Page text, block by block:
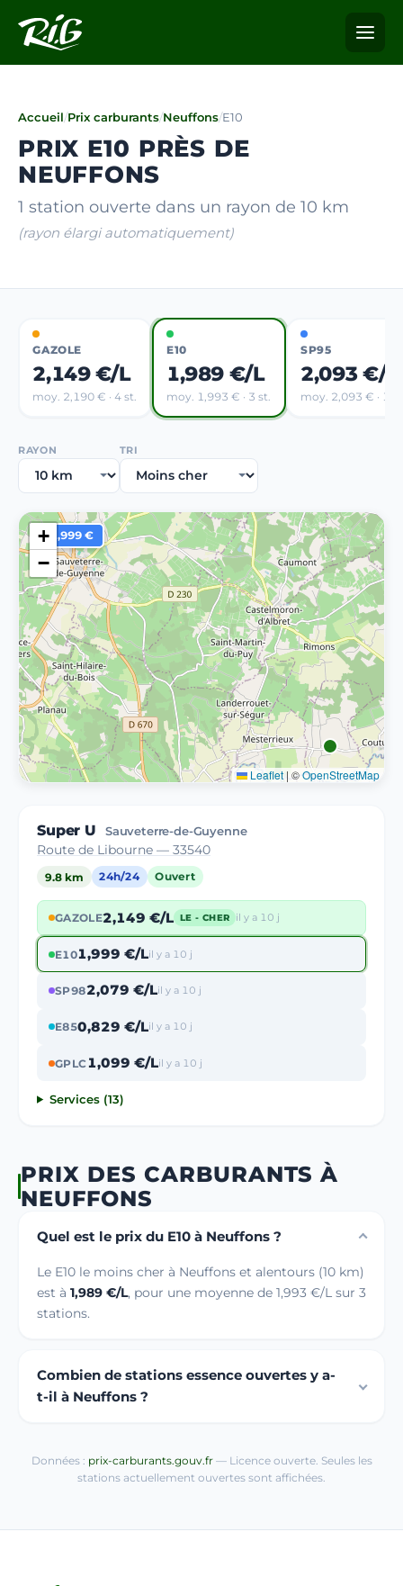
Accueil/Prix carburants/Neuffons/E10
PRIX E10 PRÈS DE
NEUFFONS
1 station ouverte dans un rayon de 10 km
(rayon élargi automatiquement)
GAZOLE
2,149 €/L
moy. 2,190 € · 4 st.
E10
1,989 €/L
moy. 1,993 € · 3 st.
SP95
2,093 €/L
moy. 2,093 € · 1
RAYON TRI
1,999 €
+
−
Leaflet | ©OpenStreetMap
Super U Sauveterre-de-Guyenne
Route de Libourne — 33540
9.8 km 24h/24 Ouvert
GAZOLE2,149 €/L LE - CHER il y a 10 j
E101,999 €/Lil y a 10 j
SP982,079 €/Lil y a 10 j
E850,829 €/Lil y a 10 j
GPLC1,099 €/Lil y a 10 j
Services (13)
PRIX DES CARBURANTS À
NEUFFONS
Quel est le prix du E10 à Neuffons ?
Le E10 le moins cher à Neuffons et alentours (10 km)
est à 1,989 €/L, pour une moyenne de 1,993 €/L sur 3
stations.
Combien de stations essence ouvertes y a-
t-il à Neuffons ?
Données : prix-carburants.gouv.fr— Licence ouverte. Seules les
stations actuellement ouvertes sont affichées.